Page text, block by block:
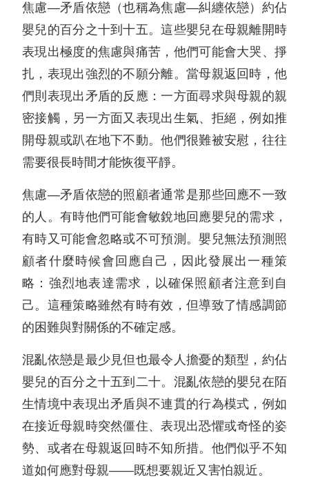
焦慮—矛盾依戀（也稱為焦慮—糾纏依戀）約佔
嬰兒的百分之十到十五。這些嬰兒在母親離開時
表現出極度的焦慮與痛苦，他們可能會大哭、掙
扎，表現出強烈的不願分離。當母親返回時，他
們則表現出矛盾的反應：一方面尋求與母親的親
密接觸，另一方面又表現出生氣、拒絕，例如推
開母親或趴在地下不動。他們很難被安慰，往往
需要很長時間才能恢復平靜。
焦慮—矛盾依戀的照顧者通常是那些回應不一致
的人。有時他們可能會敏銳地回應嬰兒的需求，
有時又可能會忽略或不可預測。嬰兒無法預測照
顧者什麼時候會回應自己，因此發展出一種策
略：強烈地表達需求，以確保照顧者注意到自
己。這種策略雖然有時有效，但導致了情感調節
的困難與對關係的不確定感。
混亂依戀是最少見但也最令人擔憂的類型，約佔
嬰兒的百分之十五到二十。混亂依戀的嬰兒在陌
生情境中表現出矛盾與不連貫的行為模式，例如
在接近母親時突然僵住、表現出恐懼或奇怪的姿
勢、或者在母親返回時不知所措。他們似乎不知
道如何應對母親——既想要親近又害怕親近。